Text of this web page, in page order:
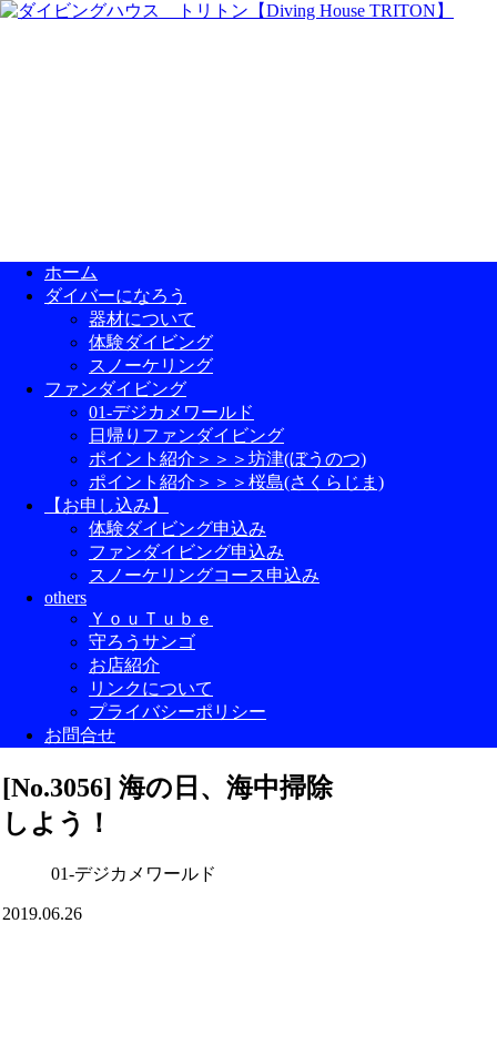
ホーム
ダイバーになろう
器材について
体験ダイビング
スノーケリング
ファンダイビング
01-デジカメワールド
日帰りファンダイビング
ポイント紹介＞＞＞坊津(ぼうのつ)
ポイント紹介＞＞＞桜島(さくらじま)
【お申し込み】
体験ダイビング申込み
ファンダイビング申込み
スノーケリングコース申込み
others
ＹｏｕＴｕｂｅ
守ろうサンゴ
お店紹介
リンクについて
プライバシーポリシー
お問合せ
[No.3056] 海の日、海中掃除
しよう！
01-デジカメワールド
2019.06.26